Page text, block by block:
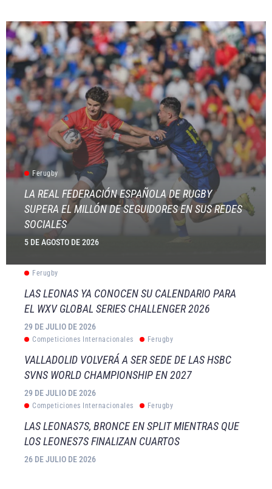
Ferugby
LA REAL FEDERACIÓN ESPAÑOLA DE RUGBY
SUPERA EL MILLÓN DE SEGUIDORES EN SUS REDES
SOCIALES
5 DE AGOSTO DE 2026
Ferugby
LAS LEONAS YA CONOCEN SU CALENDARIO PARA
EL WXV GLOBAL SERIES CHALLENGER 2026
29 DE JULIO DE 2026
Competiciones Internacionales Ferugby
VALLADOLID VOLVERÁ A SER SEDE DE LAS HSBC
SVNS WORLD CHAMPIONSHIP EN 2027
29 DE JULIO DE 2026
Competiciones Internacionales Ferugby
LAS LEONAS7S, BRONCE EN SPLIT MIENTRAS QUE
LOS LEONES7S FINALIZAN CUARTOS
26 DE JULIO DE 2026